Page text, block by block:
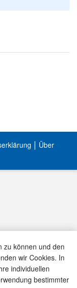
zu können und den
wir Cookies. In
individuellen
bestimmter
| Über